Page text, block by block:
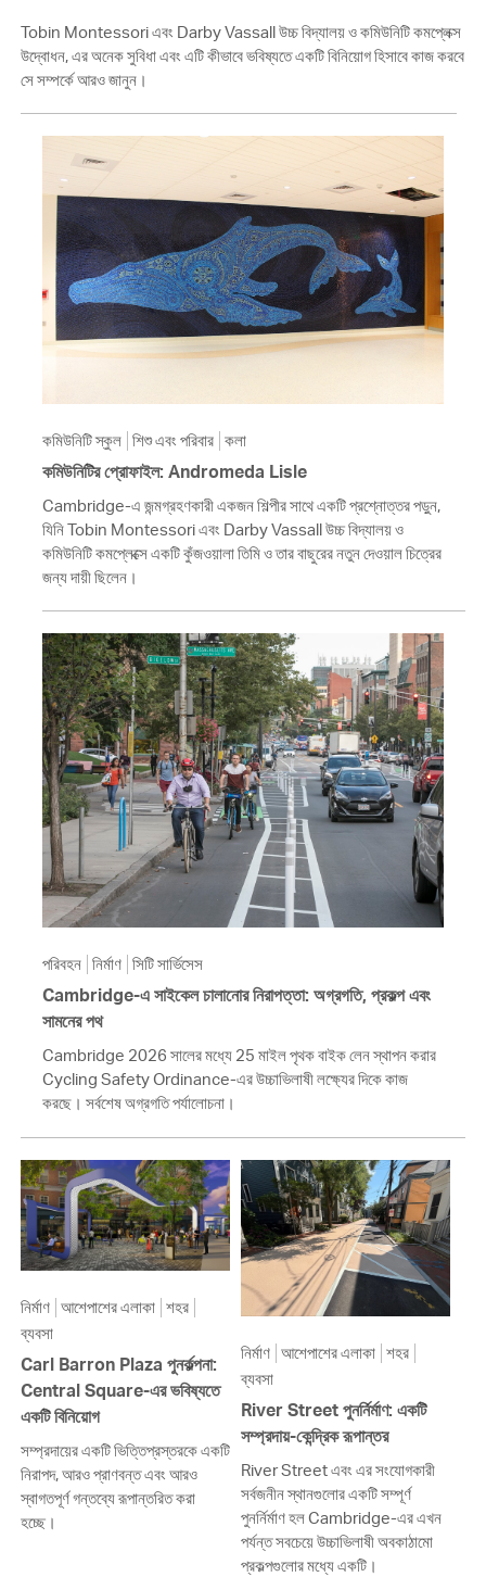
Tobin Montessori এবং Darby Vassall উচ্চ বিদ্যালয় ও কমিউনিটি কমপ্লেক্স
উদ্বোধন, এর অনেক সুবিধা এবং এটি কীভাবে ভবিষ্যতে একটি বিনিয়োগ হিসাবে কাজ করবে
সে সম্পর্কে আরও জানুন।
কমিউনিটি স্কুল শিশু এবং পরিবার কলা
কমিউনিটির প্রোফাইল: Andromeda Lisle
Cambridge-এ জন্মগ্রহণকারী একজন শিল্পীর সাথে একটি প্রশ্নোত্তর পড়ুন,
যিনি Tobin Montessori এবং Darby Vassall উচ্চ বিদ্যালয় ও
কমিউনিটি কমপ্লেক্সে একটি কুঁজওয়ালা তিমি ও তার বাছুরের নতুন দেওয়াল চিত্রের
জন্য দায়ী ছিলেন।
পরিবহন নির্মাণ সিটি সার্ভিসেস
Cambridge-এ সাইকেল চালানোর নিরাপত্তা: অগ্রগতি, প্রকল্প এবং
সামনের পথ
Cambridge 2026 সালের মধ্যে 25 মাইল পৃথক বাইক লেন স্থাপন করার
Cycling Safety Ordinance-এর উচ্চাভিলাষী লক্ষ্যের দিকে কাজ
করছে। সর্বশেষ অগ্রগতি পর্যালোচনা।
নির্মাণ আশেপাশের এলাকা শহর
ব্যবসা
Carl Barron Plaza পুনর্কল্পনা:
Central Square-এর ভবিষ্যতে
একটি বিনিয়োগ
সম্প্রদায়ের একটি ভিত্তিপ্রস্তরকে একটি
নিরাপদ, আরও প্রাণবন্ত এবং আরও
স্বাগতপূর্ণ গন্তব্যে রূপান্তরিত করা
হচ্ছে।
নির্মাণ আশেপাশের এলাকা শহর
ব্যবসা
River Street পুনর্নির্মাণ: একটি
সম্প্রদায়-কেন্দ্রিক রূপান্তর
River Street এবং এর সংযোগকারী
সর্বজনীন স্থানগুলোর একটি সম্পূর্ণ
পুনর্নির্মাণ হল Cambridge-এর এখন
পর্যন্ত সবচেয়ে উচ্চাভিলাষী অবকাঠামো
প্রকল্পগুলোর মধ্যে একটি।